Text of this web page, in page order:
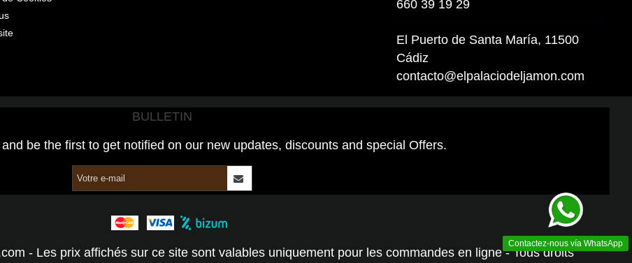
660 39 19 29
El Puerto de Santa María, 11500
Cádiz
contacto@elpalaciodeljamon.com
Contactez-nous vía WhatsApp
BULLETIN
be the first to get notified on our new updates, discounts and special Offers.
- Les prix affichés sur ce site sont valables uniquement pour les commandes en ligne - Tous droits